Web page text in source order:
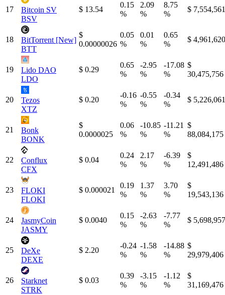
17
Bitcoin SV
BSV
$ 13.54
0.15
%
2.09
%
8.75
%
$ 7,554,561
18
BitTorrent [New]
BTT
$
0.00000026
0.05
%
0.01
%
0.65
%
$ 4,961,620
19
Lido DAO
LDO
$ 0.29
0.65
%
-2.95
%
-17.08
%
$
30,475,756
20
Tezos
XTZ
$ 0.20
-0.16
%
-0.55
%
-0.34
%
$ 5,226,061
21
Bonk
BONK
$
0.0000025
0.06
%
-10.85
%
-11.21
%
$
88,084,175
22
Conflux
CFX
$ 0.04
0.24
%
2.17
%
-6.39
%
$
12,491,486
23
FLOKI
FLOKI
$ 0.000021
0.19
%
1.37
%
3.70
%
$
19,543,136
24
JasmyCoin
JASMY
$ 0.0040
0.15
%
-2.63
%
-7.77
%
$ 5,698,957
25
DeXe
DEXE
$ 2.20
-0.24
%
-1.58
%
-14.88
%
$
29,979,406
26
Starknet
STRK
$ 0.03
0.39
%
-3.15
%
-1.12
%
$
31,169,476